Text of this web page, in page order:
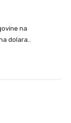
na
dolara..